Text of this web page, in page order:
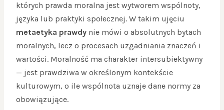
których prawda moralna jest wytworem wspólnoty,
języka lub praktyki społecznej. W takim ujęciu
metaetyka prawdy nie mówi o absolutnych bytach
moralnych, lecz o procesach uzgadniania znaczeń i
wartości. Moralność ma charakter intersubiektywny
— jest prawdziwa w określonym kontekście
kulturowym, o ile wspólnota uznaje dane normy za
obowiązujące.